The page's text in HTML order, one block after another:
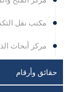
مكتب نقل
مركز أبحاث
حقائق وأرقام